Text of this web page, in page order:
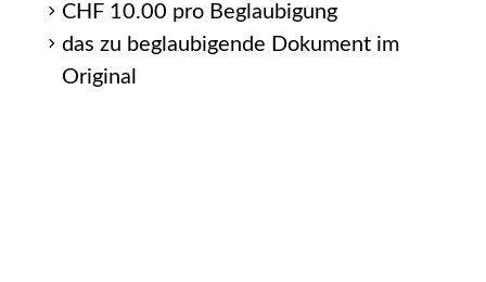
CHF 10.00 pro Beglaubigung
das zu beglaubigende Dokument im
Original